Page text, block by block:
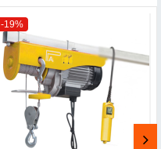
-19%